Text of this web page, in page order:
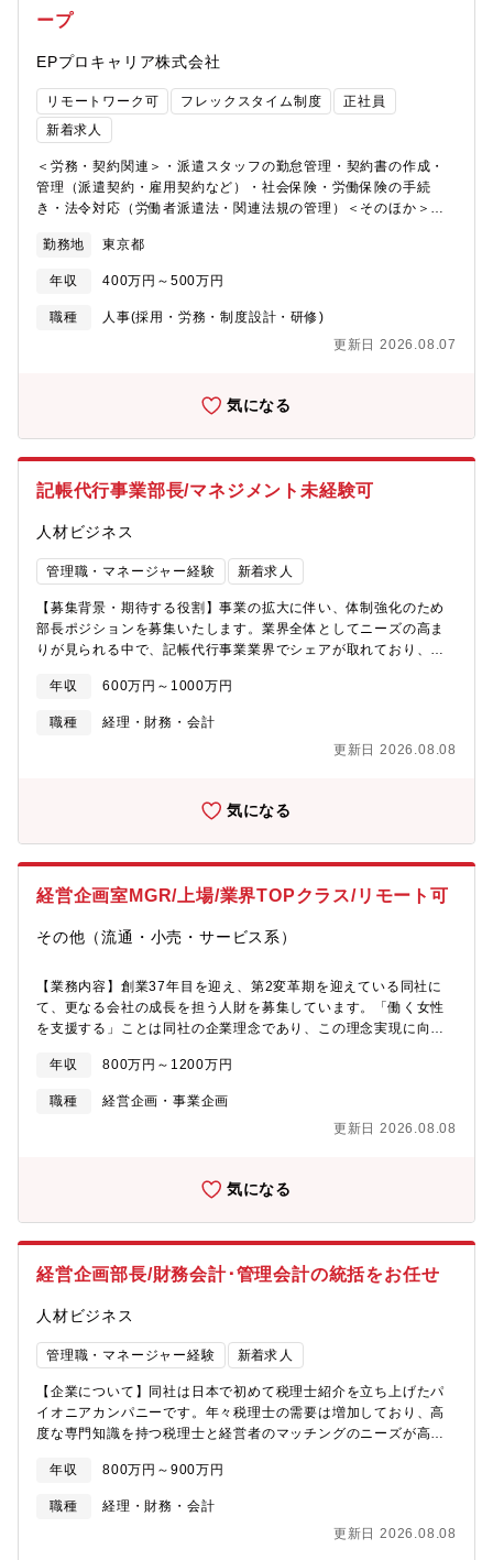
ープ
EPプロキャリア株式会社
リモートワーク可 フレックスタイム制度
正社員
新着求人
＜労務・契約関連＞・派遣スタッフの勤怠管理・契約書の作成・
管理（派遣契約・雇用契約など）・社会保険・労働保険の手続
き・法令対応（労働者派遣法・関連法規の管理）＜そのほか＞・
フからの問い合わせ対応・社内システムへのデータ入力・管理・
その他、総務・人事関連業務■組織体制・入社後の業務に関して：
人材派遣サービス部は1室・2室に分かれており、それぞれ複数名
在籍しております。在籍メンバーからの業務引き継ぎをメイン
ても、最大１年ほどキャッチアップに努めていただけますのでご
サービス部にて新たに事務員募集を行います。派遣スタッフの管
理業務・契約関連の対応をメインに、派遣事業における事務対応
をお任せします！■EPプロキャリアの特徴：国内最大手EPSグル
ープの中で、治験に携わるCRA(臨床開発モニター)の外部派遣を
中心に事業を展開しています。外部派遣先も充実しており、案件
の待機が発生しないよう案件獲得にも力を入れております！■EPS
グループとは：新しい医薬品や医療機器の開発など、ヘルスケア
産業の発展に貢献する国内大手のリーディングカンパニーです。
グループの総合力を活かして、あらゆる段階で製薬企業・医療機
関・医療機器企業への多面的なサポートを展開しています。ま
た、健康産業を対象としたBPOサービスやITサービスを通じて、
製薬企業や医療機関の基盤づくりをサポート。これら多様な事業
の相乗効果によって、健康産業の業務を幅広く支援しています。
勤務地 東京都
年収 400万円～500万円
職種
人事(採用・労務・制度設計・研修)
更新日 2026.08.07
気になる
記帳代行事業部長/マネジメント未経験可
人材ビジネス
管理職・マネージャー経験 新着求人
【募集背景・期待する役割】事業の拡大に伴い、体制強化のため
部長ポジションを募集いたします。業界全体としてニーズの高ま
りが見られる中で、記帳代行事業業界でシェアが取れており、同
ります。今回は外部から部長職を迎え入れ、顧客のニーズにより
一層応えられるよう、DX推進での業務体制構築、また展開してい
るDXプラットフォーム「ビスカスpal」との連携を強化し、ハン
ズオンで収益強化いただくことを想定しております。【職務内
た業務効率化・自動化推進・事業拡大に向けた組織体制の最適
部のマネジメント、業務改善提案・クライアント対応など【組織
性１名・パート：数名※チーム分け等は特にございません。【魅
る・AI×会計による最先端の業務効率化に挑戦でき、スキルの幅を
る・BPO業務を通じて、中小企業の成長を支えることができる
年収 600万円～1000万円
職種
経理・財務・会計
更新日 2026.08.08
気になる
経営企画室MGR/上場/業界TOPクラス/リモート可
その他（流通・小売・サービス系）
【業務内容】創業37年目を迎え、第2変革期を迎えている同社に
て、更なる会社の成長を担う人財を募集しています。「働く女性
を支援する」ことは同社の企業理念であり、この理念実現に向け
より、本人の意欲・力量と会社の課題状況に応じて随時アサイン
いたします。（1）事業計画の立案／立案支援と進捗管理（財務・
KPI数値の管理設計と管理を含む）（2）新規事業開発／サービス
開発およびその立ち上げ・運営（3）プロジェクト／タスクの推進
顧客関連トラブルや業務上の問題発生時の対応と再発防止（6）取
関連の業務・事業責任者の支援全般 ※グループ会社への出向・兼
女性を最高水準のエデュケアと介護サービスで支援します。」と
（株式会社ポピンズエデュケア、株式会社ポピンズファミリーケ
ア、株式会社ポピンズプロフェッショナル、株式会社ポピンズシ
ッター、株式会社ウィッシュ）、非連結子会社Poppins
U.S.A.,Incorporatedの計6社を構成。事業ポートフォリオとして
は、成長ドライバーである「ファミリーケア事業（ナニー及びベ
ビーシッター、介護、家事支援）」、事業基盤である「エデュケ
ッショナル事業（教育研修・調査事業」などを展開しておりま
向上心が高い社員が多く、広い視野、高い志をもち相手を思いや
りながら、自らのスキルを高めることができる環境です。スタン
年収 800万円～1200万円
職種
経営企画・事業企画
更新日 2026.08.08
気になる
経営企画部長/財務会計･管理会計の統括をお任せ
人材ビジネス
管理職・マネージャー経験 新着求人
【企業について】同社は日本で初めて税理士紹介を立ち上げたパ
イオニアカンパニーです。年々税理士の需要は増加しており、高
度な専門知識を持つ税理士と経営者のマッチングのニーズが高ま
も安定した事業拡大を続けています。今回、会計/経理業務全般の
責任者ポジションを募集しております。【募集背景】現在、経営
企画部長が不在で、管理統括本部長が代理で対応している状況で
す。そのため、外部からお迎えすることで、より組織強化を図り
年収 800万円～900万円
職種
経理・財務・会計
更新日 2026.08.08